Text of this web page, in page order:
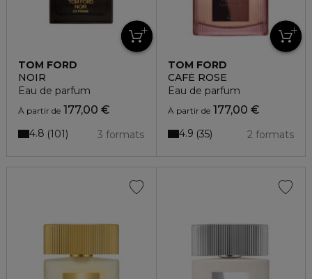
TOM FORD
NOIR
Eau de parfum
À partir de 177,00 €
3 formats
4.8 101
TOM FORD
CAFÉ ROSE
Eau de parfum
À partir de177,00 €
2 formats
4.9 35